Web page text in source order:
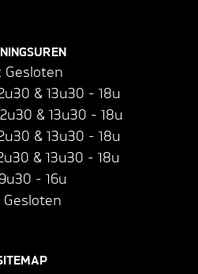
Gesloten
& 13u30 - 18u
& 13u30 - 18u
& 13u30 - 18u
& 13u30 - 18u
- 16u
Gesloten